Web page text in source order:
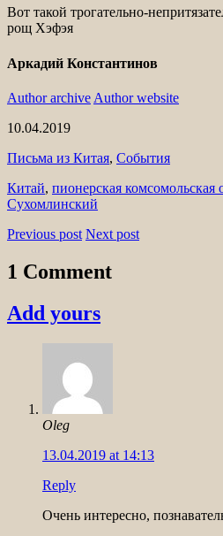
Вот такой трогательно-
рощ Хэфэя
Аркадий Константинов
Author archive Author website
10.04.2019
Письма из Китая, События
Китай, пионерская комсомольская
Сухомлинский
Previous post Next post
1 Comment
Add yours
Oleg
13.04.2019 at 14:13
Reply
Очень интересно,